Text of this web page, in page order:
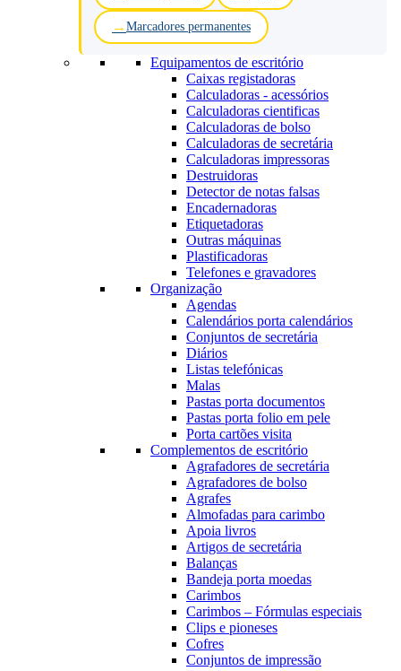
Marcadores permanentes
Equipamentos de escritório
Caixas registadoras
Calculadoras - acessórios
Calculadoras cientificas
Calculadoras de bolso
Calculadoras de secretária
Calculadoras impressoras
Destruidoras
Detector de notas falsas
Encadernadoras
Etiquetadoras
Outras máquinas
Plastificadoras
Telefones e gravadores
Organização
Agendas
Calendários porta calendários
Conjuntos de secretária
Diários
Listas telefónicas
Malas
Pastas porta documentos
Pastas porta folio em pele
Porta cartões visita
Complementos de escritório
Agrafadores de secretária
Agrafadores de bolso
Agrafes
Almofadas para carimbo
Apoia livros
Artigos de secretária
Balanças
Bandeja porta moedas
Carimbos
Carimbos – Fórmulas especiais
Clips e pioneses
Cofres
Conjuntos de impressão